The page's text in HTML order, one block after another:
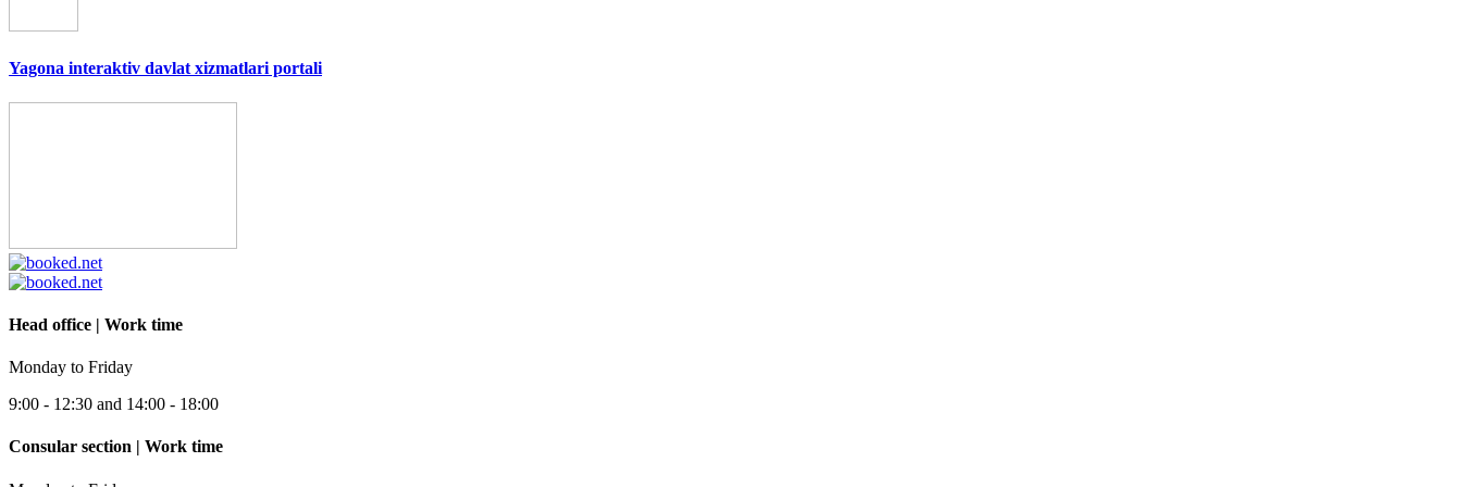
Yagona interaktiv davlat xizmatlari portali
Head office | Work time
Monday to Friday
9:00 - 12:30 and 14:00 - 18:00
Consular section | Work time